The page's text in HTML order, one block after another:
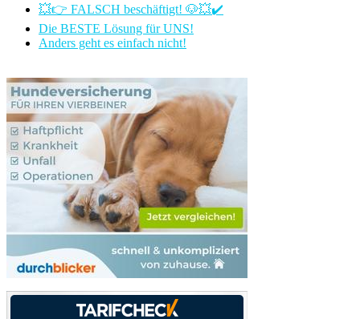
💥👉 FALSCH beschäftigt! 🐶💥✔️
Die BESTE Lösung für UNS!
Anders geht es einfach nicht!